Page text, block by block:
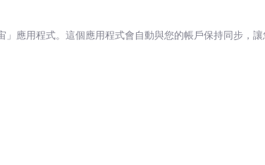
」應用程式。這個應用程式會自動與您的帳戶保持同步，